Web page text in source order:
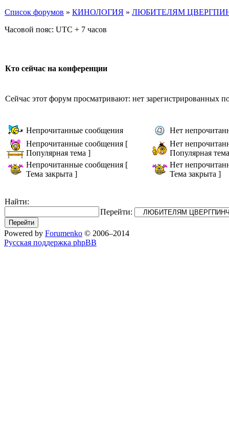
Список форумов » КИНОЛОГИЯ » ЛЮБИТЕЛЯМ
Часовой пояс: UTC + 7 часов
Кто сейчас на конференции
Сейчас этот форум просматривают: нет зарегистрированных
Непрочитанные сообщения
Нет
Непрочитанные сообщения [
Популярная тема ]
Нет
Популярная
Непрочитанные сообщения [
Тема закрыта ]
Нет
Тема закрыта ]
Найти:
Перейти:
Powered by Forumenko © 2006–2014
Русская поддержка phpBB